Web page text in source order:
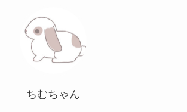
ちむちゃん